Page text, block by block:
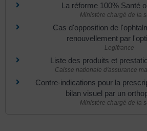
La réforme 100% Santé
Ministère chargé de la
Cas d'opposition de
renouvellement par
Legifrance
Liste des produits et
Caisse nationale d'assurance
Contre-indications pour la
bilan visuel par un
Ministère chargé de la